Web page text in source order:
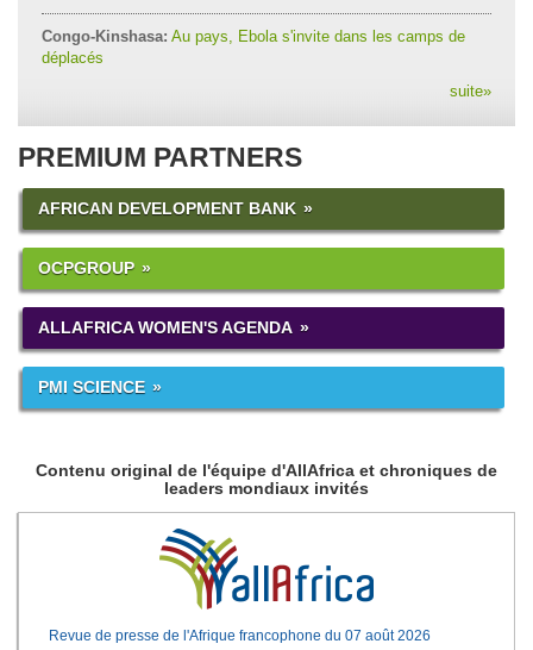
Congo-Kinshasa: Au pays, Ebola s'invite dans les camps de
déplacés
suite»
PREMIUM PARTNERS
AFRICAN DEVELOPMENT BANK
OCPGROUP
ALLAFRICA WOMEN'S AGENDA
PMI SCIENCE
Contenu original de l'équipe d'AllAfrica et chroniques de
leaders mondiaux invités
Revue de presse de l'Afrique francophone du 07 août 2026